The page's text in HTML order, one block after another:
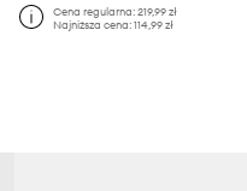
Cena regularna: 219,99 zł
Najniższa cena: 114,99 zł